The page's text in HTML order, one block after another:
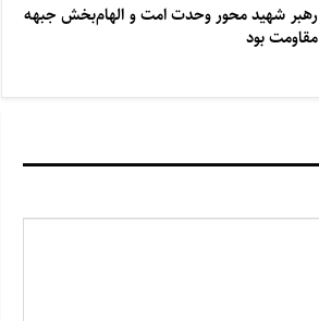
رهبر شهید محور وحدت امت و الهام‌بخش جبهه
مقاومت بود